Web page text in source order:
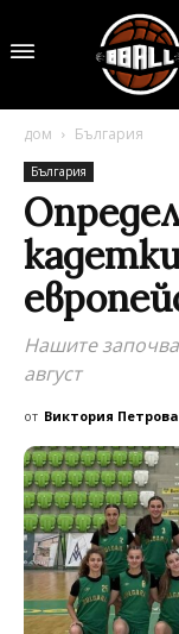
дом България
България
Нашите
август
от Виктория Петрова